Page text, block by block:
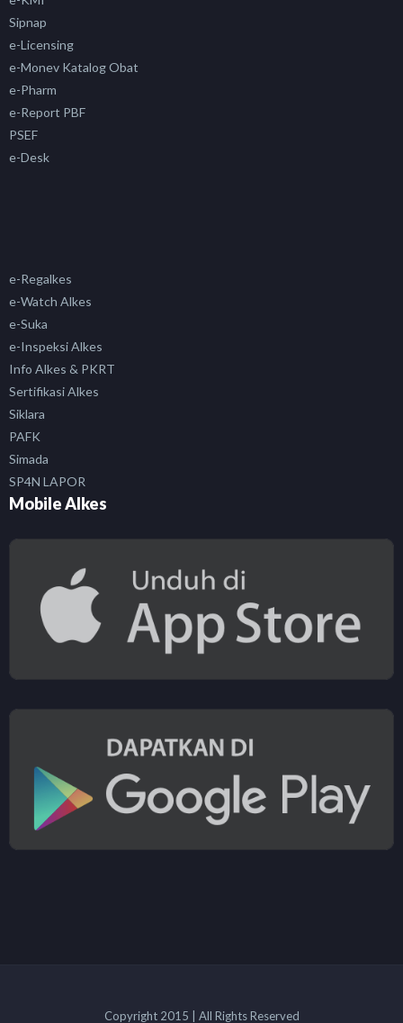
Sipnap
e-Licensing
e-Monev Katalog Obat
e-Pharm
e-Report PBF
PSEF
e-Desk
e-Regalkes
e-Watch Alkes
e-Suka
e-Inspeksi Alkes
Info Alkes & PKRT
Sertifikasi Alkes
Siklara
PAFK
Simada
SP4N LAPOR
Mobile Alkes
Copyright 2015 | All Rights Reserved